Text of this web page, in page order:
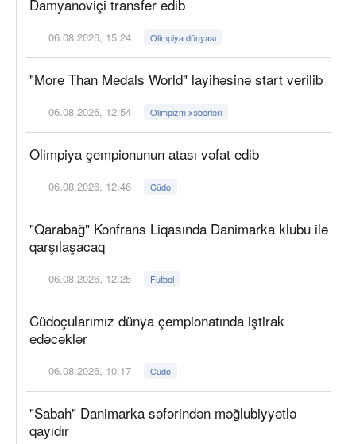
Damyanoviçi transfer edib
06.08.2026, 15:24 Olimpiya dünyası
"More Than Medals World" layihəsinə start verilib
06.08.2026, 12:54 Olimpizm xəbərləri
Olimpiya çempionunun atası vəfat edib
06.08.2026, 12:46 Cüdo
"Qarabağ" Konfrans Liqasında Danimarka klubu ilə
qarşılaşacaq
06.08.2026, 12:25 Futbol
Cüdoçularımız dünya çempionatında iştirak
edəcəklər
06.08.2026, 10:17 Cüdo
"Sabah" Danimarka səfərindən məğlubiyyətlə
qayıdır